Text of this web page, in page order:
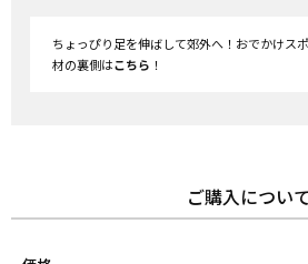
ちょっぴり足を伸ばして郊外へ！おでかけス
材の裏側はこちら ！
ご購入につい